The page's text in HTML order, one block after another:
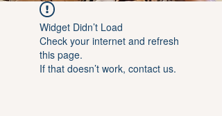
Widget Didn’t Load
Check your internet and refresh
this page.
If that doesn’t work, contact us.